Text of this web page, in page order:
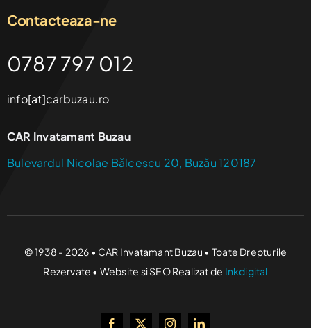
Contacteaza-ne
0787 797 012
info[at]carbuzau.ro
CAR Invatamant Buzau
Bulevardul Nicolae Bălcescu 20, Buzău 120187
© 1938 - 2026 • CAR Invatamant Buzau • Toate Drepturile
Rezervate • Website si SEO Realizat de Inkdigital